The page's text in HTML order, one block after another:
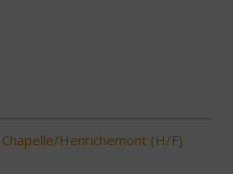
Henrichemont (H/F)